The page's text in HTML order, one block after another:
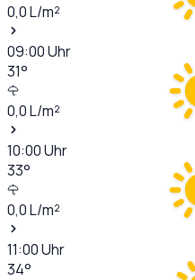
0,0L/m²
09:00Uhr
31°
0,0L/m²
10:00Uhr
33°
0,0L/m²
11:00Uhr
34°